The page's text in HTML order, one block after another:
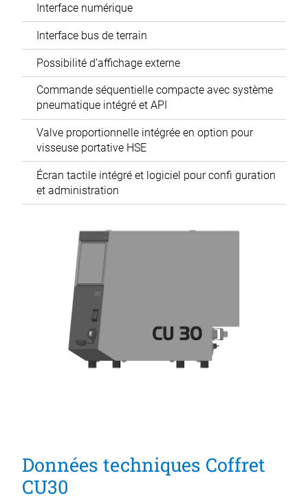
Interface numérique
Interface bus de terrain
Possibilité d’affichage externe
Commande séquentielle compacte avec système
pneumatique intégré et API
Valve proportionnelle intégrée en option pour
visseuse portative HSE
Écran tactile intégré et logiciel pour confi guration
et administration
Données techniques Coffret
CU30